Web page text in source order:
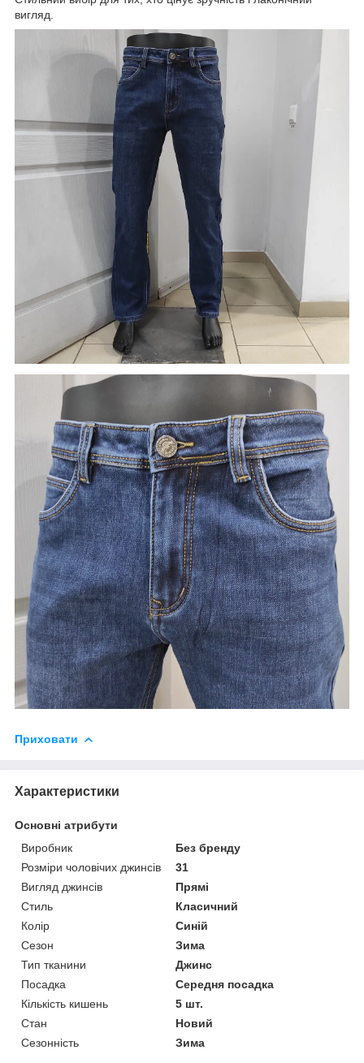
вигляд.
Приховати
Характеристики
Основні атрибути
Виробник
Без бренду
Розміри чоловічих джинсів
31
Вигляд джинсів
Прямі
Стиль
Класичний
Колір
Синій
Сезон
Зима
Тип тканини
Джинс
Посадка
Середня посадка
Кількість кишень
5 шт.
Стан
Новий
Сезонність
Зима